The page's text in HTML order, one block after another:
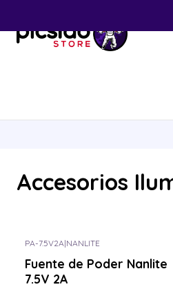
Accesorios
PA-7.5V2A|NANLITE
Fuente de Poder Nanlite
7.5V 2A